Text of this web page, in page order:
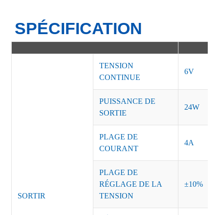
SPÉCIFICATION
SORTIR
TENSION
CONTINUE
6V
PUISSANCE DE
SORTIE
24W
PLAGE DE
COURANT
4A
PLAGE DE
RÉGLAGE DE LA
TENSION
±10%